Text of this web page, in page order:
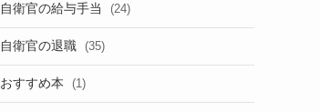
自衛官の給与手当 (24)
自衛官の退職 (35)
おすすめ本 (1)